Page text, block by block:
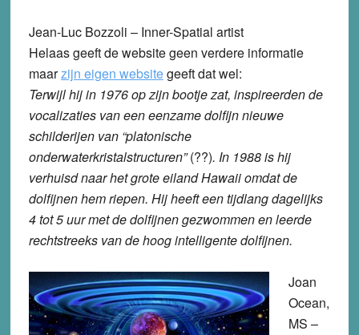
Jean-Luc Bozzoli – Inner-Spatial artist
Helaas geeft de website geen verdere informatie
maarzijn eigen websitegeeft dat wel:
Terwijl hij in 1976 op zijn bootje zat, inspireerden de
vocalizaties van een eenzame dolfijn nieuwe
schilderijen van “platonische
onderwaterkristalstructuren”(??). In 1988 is hij
verhuisd naar het grote eiland Hawaii omdat de
dolfijnen hem riepen. Hij heeft een tijdlang dagelijks
4 tot 5 uur met de dolfijnen gezwommen en leerde
rechtstreeks van de hoog intelligente dolfijnen.
Joan
Ocean,
MS –